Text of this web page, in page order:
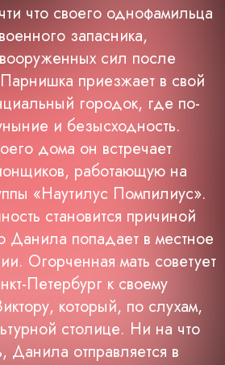
что своего однофамильца
запасника,
сил после
приезжает в свой
городок, где по-
и безысходность.
дома он встречает
работающую на
«Наутилус Помпилиус».
становится причиной
Данила попадает в местное
Огорченная мать советует
Петербург к своему
который, по слухам,
столице. Ни на что
Данила отправляется в